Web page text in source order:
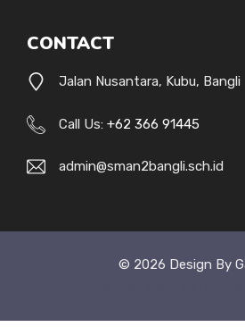
CONTACT
Jalan Nusantara, Kubu, Bangli
Call Us: +62 366 91445
admin@sman2bangli.sch.id
© 2026 Design By